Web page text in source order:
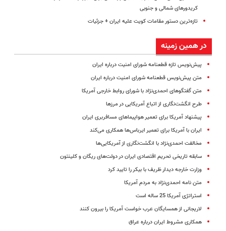
کریدورهای شمالی و جنوبی
تازه‌ترین دستور مقامات کویت علیه ایران + جزئیات
در همین زمینه
پیش‌نویس تازه قطعنامه شورای امنیت درباره ایران
متن پیش‌نویس قطعنامه شورای امنیت درباره ایران
متن گفتگوهای احمدی‌نژاد با شورای روابط خارجی آمریکا
طرح انگشت‌نگاری از اتباع آمریکایی در مرزها
پیشنهاد آمریکا برای تعمیر هواپیماهای مسافربری ایران
ایران با آمریکا برای تعمیر ایرباس‌ها همکاری می‌کند
مخالفت احمدی‌نژاد با انگشت‌نگاری از آمریکایی‌ها
سابقه تاریخی تحریم اقتصادی ایران در دولت‌های ریگان و کلینتون
وزارت خارجه دیدار ظریف با بیکر را تایید کرد
متن نامه احمدی‌نژاد به مردم آمریکا
استراتژی آمریکا 25 ساله است
لاریجانی از همسایگان عرب خواست آمریکا را بیرون کنند
همکاری مشروط ایران درباره عراق